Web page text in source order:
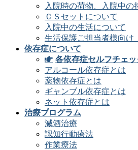
入院時の荷物、入院中の
ＣＳセットについて
入院中の生活について
生活保護ご担当者様向け
依存症について
各依存症セルフチェッ
アルコール依存症とは
薬物依存症とは
ギャンブル依存症とは
ネット依存症とは
治療プログラム
減酒治療
認知行動療法
作業療法